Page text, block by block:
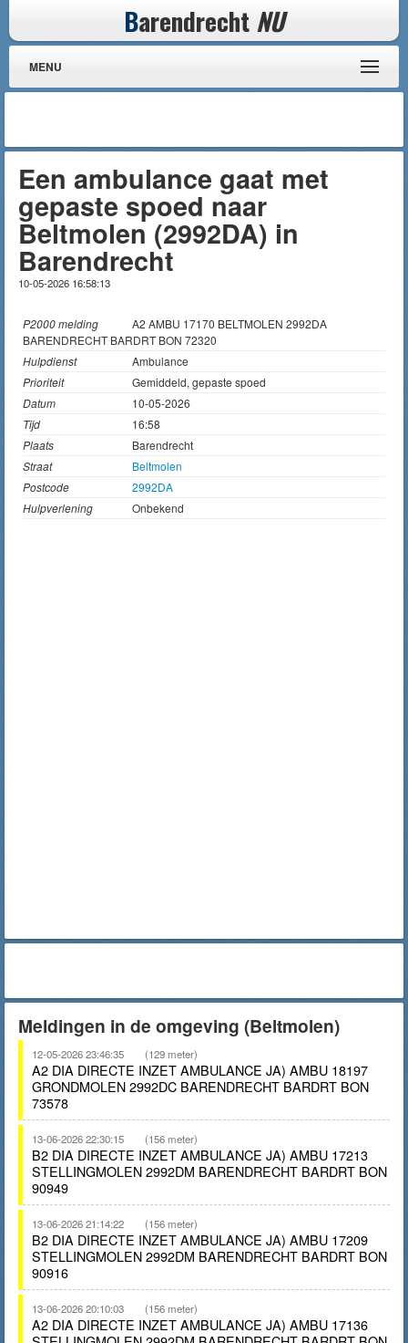
Barendrecht NU
MENU
Een ambulance gaat met
gepaste spoed naar
Beltmolen (2992DA) in
Barendrecht
10-05-2026 16:58:13
P2000 melding
A2 AMBU 17170 BELTMOLEN 2992DA
BARENDRECHT BARDRT BON 72320
Hulpdienst
Ambulance
Prioriteit
Gemiddeld, gepaste spoed
Datum
10-05-2026
Tijd
16:58
Plaats
Barendrecht
Straat
Beltmolen
Postcode
2992DA
Hulpverlening
Onbekend
Meldingen in de omgeving (Beltmolen)
12-05-2026 23:46:35 (129 meter)
A2 DIA DIRECTE INZET AMBULANCE JA) AMBU 18197
GRONDMOLEN 2992DC BARENDRECHT BARDRT BON
73578
13-06-2026 22:30:15 (156 meter)
B2 DIA DIRECTE INZET AMBULANCE JA) AMBU 17213
STELLINGMOLEN 2992DM BARENDRECHT BARDRT BON
90949
13-06-2026 21:14:22 (156 meter)
B2 DIA DIRECTE INZET AMBULANCE JA) AMBU 17209
STELLINGMOLEN 2992DM BARENDRECHT BARDRT BON
90916
13-06-2026 20:10:03 (156 meter)
A2 DIA DIRECTE INZET AMBULANCE JA) AMBU 17136